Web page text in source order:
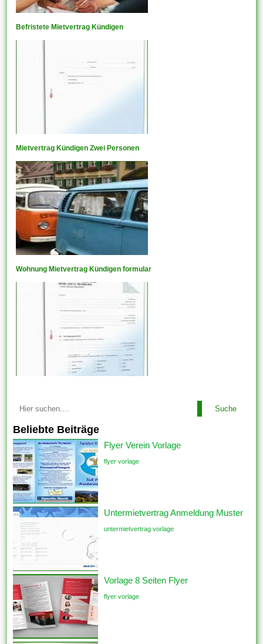
Befristete Mietvertrag Kündigen
Mietvertrag Kündigen Zwei Personen
Wohnung Mietvertrag Kündigen formular
Suche
Beliebte Beiträge
Flyer Verein Vorlage
flyer vorlage
Untermietvertrag Anmeldung Muster
untermietvertrag vorlage
Vorlage 8 Seiten Flyer
flyer vorlage